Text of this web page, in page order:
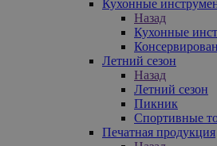
Кухонные
Назад
Кухонные
Летний сезон
Назад
Летний сезон
Пикник
Спортивные
Печатная продукция